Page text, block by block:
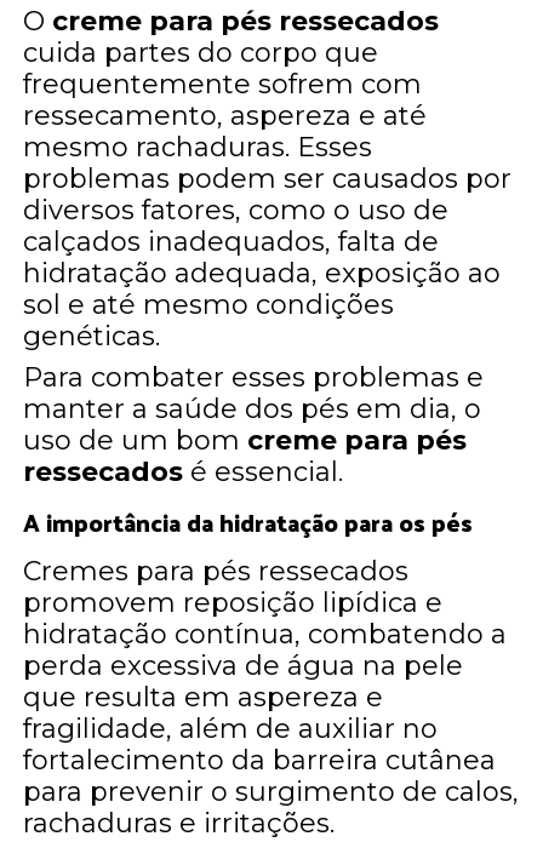
O creme para pés ressecados
cuida partes do corpo que
frequentemente sofrem com
ressecamento, aspereza e até
mesmo rachaduras. Esses
problemas podem ser causados por
diversos fatores, como o uso de
calçados inadequados, falta de
hidratação adequada, exposição ao
sol e até mesmo condições
genéticas.
Para combater esses problemas e
manter a saúde dos pés em dia, o
uso de um bom creme para pés
ressecados é essencial.
A importância da hidratação para os pés
Cremes para pés ressecados
promovem reposição lipídica e
hidratação contínua, combatendo a
perda excessiva de água na pele
que resulta em aspereza e
fragilidade, além de auxiliar no
fortalecimento da barreira cutânea
para prevenir o surgimento de calos,
rachaduras e irritações.